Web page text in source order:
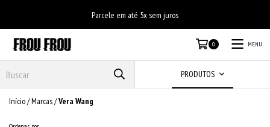
Parcele em até 5x sem juros
0 MENU
PRODUTOS
Início/Marcas/Vera Wang